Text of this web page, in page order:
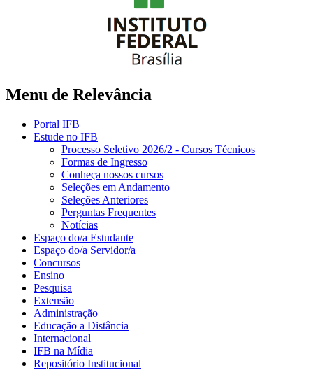
Menu de Relevância
Portal IFB
Estude no IFB
Processo Seletivo 2026/2 - Cursos Técnicos
Formas de Ingresso
Conheça nossos cursos
Seleções em Andamento
Seleções Anteriores
Perguntas Frequentes
Notícias
Espaço do/a Estudante
Espaço do/a Servidor/a
Concursos
Ensino
Pesquisa
Extensão
Administração
Educação a Distância
Internacional
IFB na Mídia
Repositório Institucional